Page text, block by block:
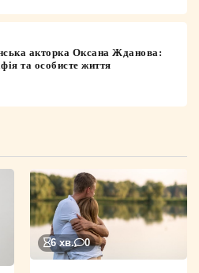
акторка Оксана Жданова:
та особисте життя
6 хв. 0